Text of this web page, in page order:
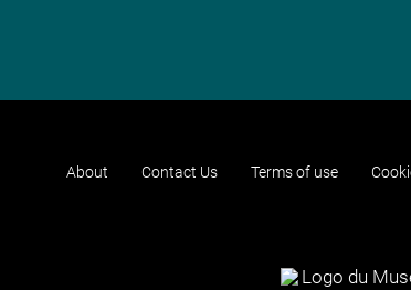
About Contact Us Terms of use